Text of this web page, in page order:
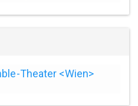
Theater <Wien>